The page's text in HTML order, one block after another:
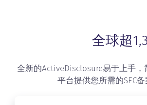
全球超
全新的ActiveDisclosure易于上手
平台提供您所需的SEC